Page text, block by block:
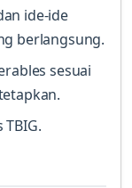
ide-ide
berlangsung.
sesuai